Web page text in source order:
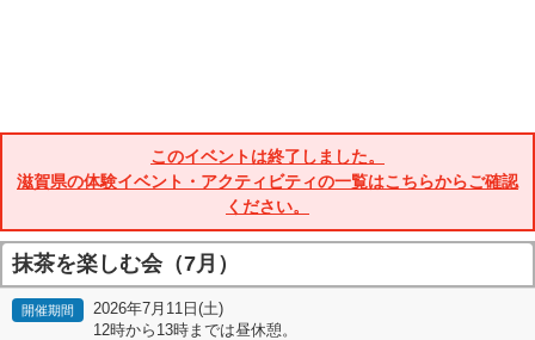
このイベントは終了しました。
滋賀県の体験イベント・アクティビティの一覧はこちらからご確認
ください。
抹茶を楽しむ会（7月）
開催期間
2026年7月11日(土)
12時から13時までは昼休憩。